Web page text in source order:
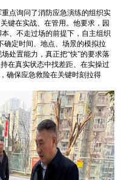
点询问了消防应急演练的组织实
键在实战、在管用。他要求，园
、不走过场的前提下，自主组织
确定时间、地点、场景的模拟拉
处置能力，真正把“快”的要求落
在真实状态中找差距、在实操过
确保应急救险在关键时刻拉得